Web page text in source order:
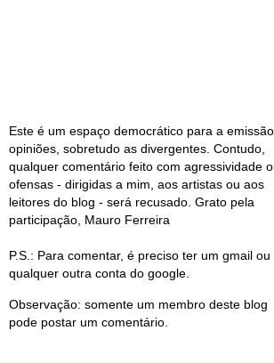
Este é um espaço democrático para a
opiniões, sobretudo as divergentes. Contudo,
qualquer comentário feito com agressividade
ofensas - dirigidas a mim, aos artistas ou aos
leitores do blog - será recusado. Grato pela
participação, Mauro Ferreira
P.S.: Para comentar, é preciso ter um gmail ou
qualquer outra conta do google.
Observação: somente um membro deste blog
pode postar um comentário.